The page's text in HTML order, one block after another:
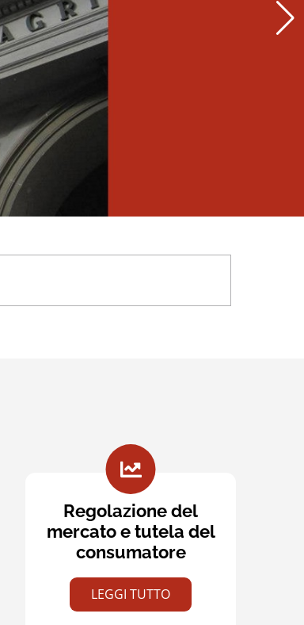
Regolazione del
mercato e tutela del
consumatore
LEGGI TUTTO